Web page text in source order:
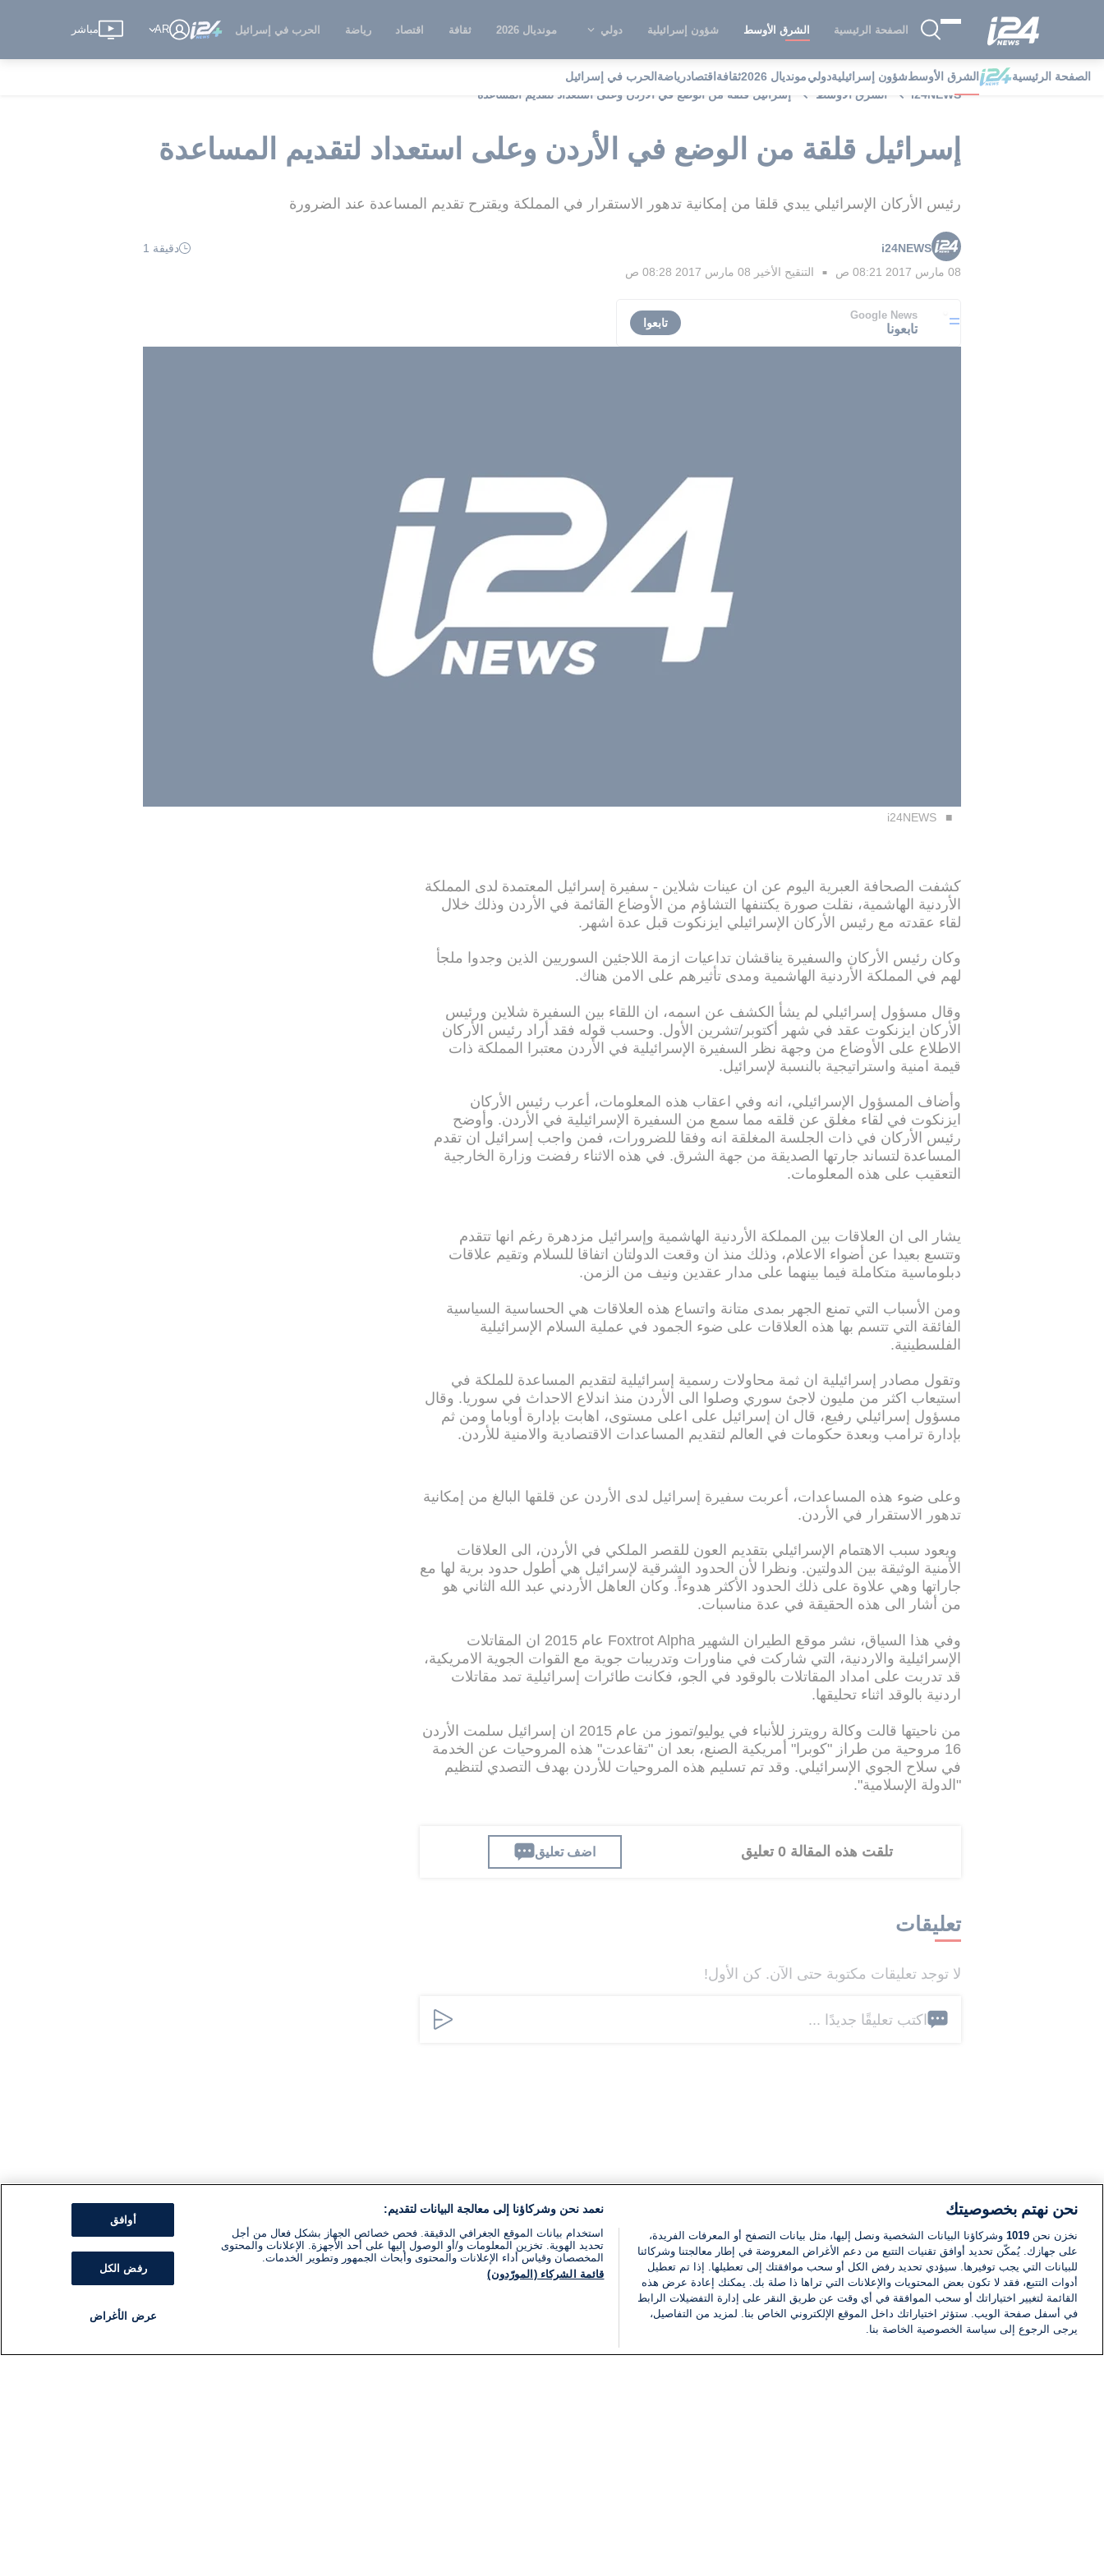
الصفحة الرئيسية الشرق الأوسط شؤون إسرائيلية دولي مونديال 2026 ثقافة اقتصاد رياضة الحرب في إسرائيل AR مباشر
الصفحة الرئيسية الشرق الأوسطشؤون إسرائيليةدوليمونديال 2026 ثقافة اقتصادرياضة الحرب في إسرائيل
i24NEWS
الشرق الأوسط إسرائيل قلقة من الوضع في الأردن وعلى استعداد لتقديم المساعدة
إسرائيل قلقة من الوضع في الأردن وعلى استعداد لتقديم المساعدة
رئيس الأركان الإسرائيلي يبدي قلقا من إمكانية تدهور الاستقرار في المملكة ويقترح تقديم المساعدة عند الضرورة
i24NEWS
دقيقة 1
08 مارس 2017 08:21 ص
■ التنقيح الأخير 08 مارس 2017 08:28 ص
Google News
تابعونا تابعوا
i24NEWS
كشفت الصحافة العبرية اليوم عن ان عينات شلاين - سفيرة إسرائيل المعتمدة لدى المملكة
الأردنية الهاشمية، نقلت صورة يكتنفها التشاؤم من الأوضاع القائمة في الأردن وذلك خلال
لقاء عقدته مع رئيس الأركان الإسرائيلي ايزنكوت قبل عدة اشهر.
وكان رئيس الأركان والسفيرة يناقشان تداعيات ازمة اللاجئين السوريين الذين وجدوا ملجأ
لهم في المملكة الأردنية الهاشمية ومدى تأثيرهم على الامن هناك.
وقال مسؤول إسرائيلي لم يشأ الكشف عن اسمه، ان اللقاء بين السفيرة شلاين ورئيس
الأركان ايزنكوت عقد في شهر أكتوبر/تشرين الأول. وحسب قوله فقد أراد رئيس الأركان
الاطلاع على الأوضاع من وجهة نظر السفيرة الإسرائيلية في الأردن معتبرا المملكة ذات
قيمة امنية واستراتيجية بالنسبة لإسرائيل.
وأضاف المسؤول الإسرائيلي، انه وفي اعقاب هذه المعلومات، أعرب رئيس الأركان
ايزنكوت في لقاء مغلق عن قلقه مما سمع من السفيرة الإسرائيلية في الأردن. وأوضح
رئيس الأركان في ذات الجلسة المغلقة انه وفقا للضرورات، فمن واجب إسرائيل ان تقدم
المساعدة لتساند جارتها الصديقة من جهة الشرق. في هذه الاثناء رفضت وزارة الخارجية
التعقيب على هذه المعلومات.
يشار الى ان العلاقات بين المملكة الأردنية الهاشمية وإسرائيل مزدهرة رغم انها تتقدم
وتتسع بعيدا عن أضواء الاعلام، وذلك منذ ان وقعت الدولتان اتفاقا للسلام وتقيم علاقات
دبلوماسية متكاملة فيما بينهما على مدار عقدين ونيف من الزمن.
ومن الأسباب التي تمنع الجهر بمدى متانة واتساع هذه العلاقات هي الحساسية السياسية
الفائقة التي تتسم بها هذه العلاقات على ضوء الجمود في عملية السلام الإسرائيلية
الفلسطينية.
وتقول مصادر إسرائيلية ان ثمة محاولات رسمية إسرائيلية لتقديم المساعدة للملكة في
استيعاب اكثر من مليون لاجئ سوري وصلوا الى الأردن منذ اندلاع الاحداث في سوريا. وقال
مسؤول إسرائيلي رفيع، قال ان إسرائيل على اعلى مستوى، اهابت بإدارة أوباما ومن ثم
بإدارة ترامب وبعدة حكومات في العالم لتقديم المساعدات الاقتصادية والامنية للأردن.
وعلى ضوء هذه المساعدات، أعربت سفيرة إسرائيل لدى الأردن عن قلقها البالغ من إمكانية
تدهور الاستقرار في الأردن.
ويعود سبب الاهتمام الإسرائيلي بتقديم العون للقصر الملكي في الأردن، الى العلاقات
الأمنية الوثيقة بين الدولتين. ونظرا لأن الحدود الشرقية لإسرائيل هي أطول حدود برية لها مع
جاراتها وهي علاوة على ذلك الحدود الأكثر هدوءاً. وكان العاهل الأردني عبد الله الثاني هو
من أشار الى هذه الحقيقة في عدة مناسبات.
وفي هذا السياق، نشر موقع الطيران الشهير Foxtrot Alpha عام 2015 ان المقاتلات
الإسرائيلية والاردنية، التي شاركت في مناورات وتدريبات جوية مع القوات الجوية الامريكية،
قد تدربت على امداد المقاتلات بالوقود في الجو، فكانت طائرات إسرائيلية تمد مقاتلات
اردنية بالوقد اثناء تحليقها.
من ناحيتها قالت وكالة رويترز للأنباء في يوليو/تموز من عام 2015 ان إسرائيل سلمت الأردن
16 مروحية من طراز "كوبرا" أمريكية الصنع، بعد ان "تقاعدت" هذه المروحيات عن الخدمة
في سلاح الجوي الإسرائيلي. وقد تم تسليم هذه المروحيات للأردن بهدف التصدي لتنظيم
"الدولة الإسلامية".
تلقت هذه المقالة 0 تعليق اضف تعليق
تعليقات
لا توجد تعليقات مكتوبة حتى الآن. كن الأول!
اكتب تعليقًا جديدًا ...
نحن نهتم بخصوصيتك
نخزن نحن 1019 وشركاؤنا البيانات الشخصية ونصل إليها، مثل بيانات التصفح أو المعرفات الفريدة،
على جهازك. يُمكّن تحديد أوافق تقنيات التتبع من دعم الأغراض المعروضة في إطار معالجتنا وشركائنا
للبيانات التي يجب توفيرها. سيؤدي تحديد رفض الكل أو سحب موافقتك إلى تعطيلها. إذا تم تعطيل
أدوات التتبع، فقد لا تكون بعض المحتويات والإعلانات التي تراها ذا صلة بك. يمكنك إعادة عرض هذه
القائمة لتغيير اختياراتك أو سحب الموافقة في أي وقت عن طريق النقر على إدارة التفضيلات الرابط
في أسفل صفحة الويب. ستؤثر اختياراتك داخل الموقع الإلكتروني الخاص بنا. لمزيد من التفاصيل،
يرجى الرجوع إلى سياسة الخصوصية الخاصة بنا.
نعمد نحن وشركاؤنا إلى معالجة البيانات لتقديم:
استخدام بيانات الموقع الجغرافي الدقيقة. فحص خصائص الجهاز بشكل فعال من أجل
تحديد الهوية. تخزين المعلومات و/أو الوصول إليها على أحد الأجهزة. الإعلانات والمحتوى
المخصصان وقياس أداء الإعلانات والمحتوى وأبحاث الجمهور وتطوير الخدمات.
قائمة الشركاء (المورّدون)
أوافق
رفض الكل
عرض الأغراض